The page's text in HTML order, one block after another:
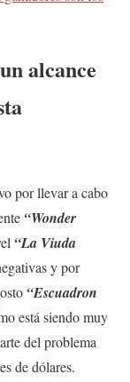
alcance
por llevar a cabo
“Wonder
“La Viuda
y por
“Escuadron
está siendo muy
del problema
de dólares.